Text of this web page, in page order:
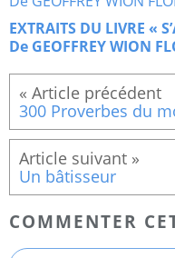
EXTRAITS DU LIVRE «
De GEOFFREY WION
300 Proverbes du
Un bâtisseur
COMMENTER